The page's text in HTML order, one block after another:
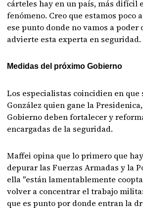
cárteles hay en un país, más difícil
fenómeno. Creo que estamos poco
ese punto donde no vamos a poder
advierte esta experta en seguridad.
Medidas del próximo Gobierno
Los especialistas coincidien en que
González quien gane la
Gobierno deben fortalecer y
encargadas de la seguridad.
Maffei opina que lo primero que
depurar las Fuerzas Armadas y la
ella "están lamentablemente
volver a concentrar el trabajo
que es punto por donde entran la